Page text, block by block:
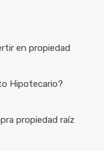
en propiedad
Hipotecario?
propiedad raíz